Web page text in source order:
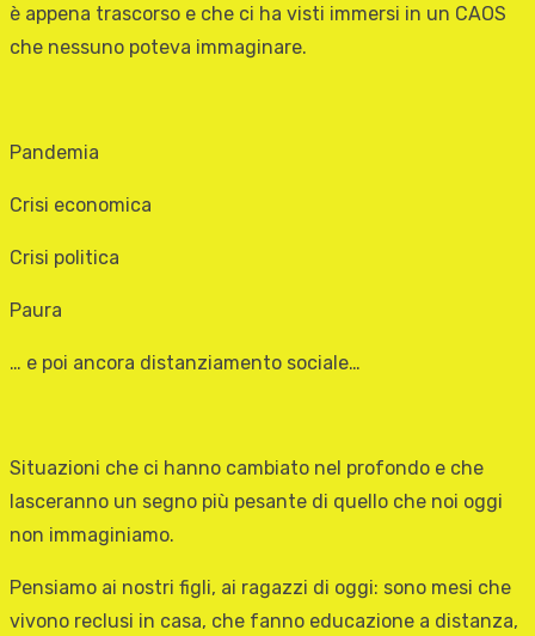
è appena trascorso e che ci ha visti immersi in un CAOS
che nessuno poteva immaginare.
Pandemia
Crisi economica
Crisi politica
Paura
… e poi ancora distanziamento sociale…
Situazioni che ci hanno cambiato nel profondo e che
lasceranno un segno più pesante di quello che noi oggi
non immaginiamo.
Pensiamo ai nostri figli, ai ragazzi di oggi: sono mesi che
vivono reclusi in casa, che fanno educazione a distanza,